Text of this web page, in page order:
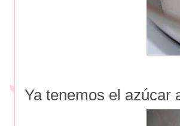
Ya tenemos el azúcar